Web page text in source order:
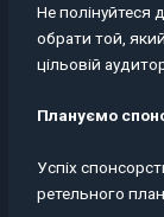
Не полінуйтеся
обрати той,
цільовій
Плануємо
Успіх
ретельного